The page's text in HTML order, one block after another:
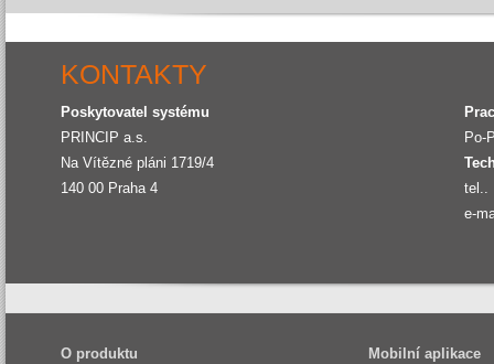
KONTAKTY
Poskytovatel systému
PRINCIP a.s.
Na Vítězné pláni 1719/4
140 00 Praha 4
Po-
tel..
e-
O produktu
Mobilní aplikace